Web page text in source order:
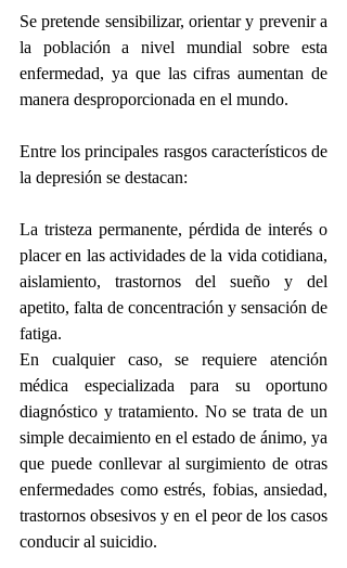
Se pretende sensibilizar, orientar y prevenir a
la población a nivel mundial sobre esta
enfermedad, ya que las cifras aumentan de
manera desproporcionada en el mundo.
Entre los principales rasgos característicos de
la depresión se destacan:
La tristeza permanente, pérdida de interés o
placer en las actividades de la vida cotidiana,
aislamiento, trastornos del sueño y del
apetito, falta de concentración y sensación de
fatiga.
En cualquier caso, se requiere atención
médica especializada para su oportuno
diagnóstico y tratamiento. No se trata de un
simple decaimiento en el estado de ánimo, ya
que puede conllevar al surgimiento de otras
enfermedades como estrés, fobias, ansiedad,
trastornos obsesivos y en el peor de los casos
conducir al suicidio.